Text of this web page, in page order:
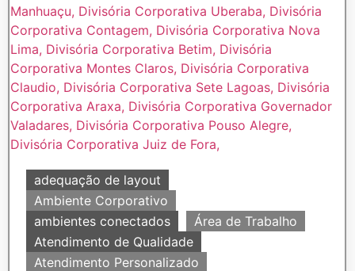
adequação de layout
Ambiente Corporativo
ambientes conectados
Área de Trabalho
Atendimento de Qualidade
Atendimento Personalizado